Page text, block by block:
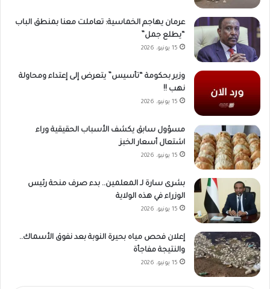
عرمان يهاجم الخماسية: تعاملت معنا بمنطق الباب
“يطلع جمل”
15 يونيو، 2026
وزير بحكومة “تأسيس” يتعرض إلى إعتداء ومحاولة
نهب !!
15 يونيو، 2026
مسؤول سابق يكشف الأسباب الحقيقية وراء
اشتعال أسعار الخبز
15 يونيو، 2026
بشرى سارة لـ المعلمين.. بدء صرف منحة رئيس
الوزراء في هذه الولاية
15 يونيو، 2026
إعلان فحص مياه بحيرة النوبة بعد نفوق الأسماك..
والنتيجة مفاجأة
15 يونيو، 2026